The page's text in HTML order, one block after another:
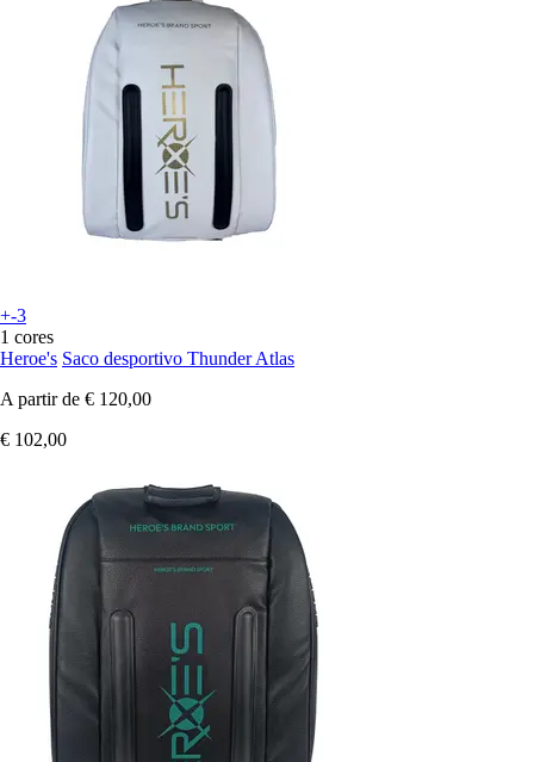
+-3
1 cores
Heroe's Saco desportivo Thunder Atlas
A partir de € 120,00
€ 102,00